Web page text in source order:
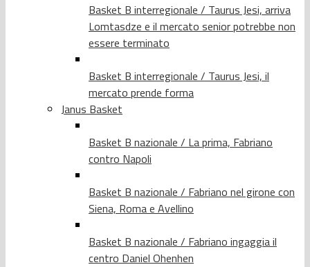
Basket B interregionale / Taurus Jesi, arriva
Lomtasdze e il mercato senior potrebbe non
essere terminato
Basket B interregionale / Taurus Jesi, il
mercato prende forma
Janus Basket
Basket B nazionale / La prima, Fabriano
contro Napoli
Basket B nazionale / Fabriano nel girone con
Siena, Roma e Avellino
Basket B nazionale / Fabriano ingaggia il
centro Daniel Ohenhen